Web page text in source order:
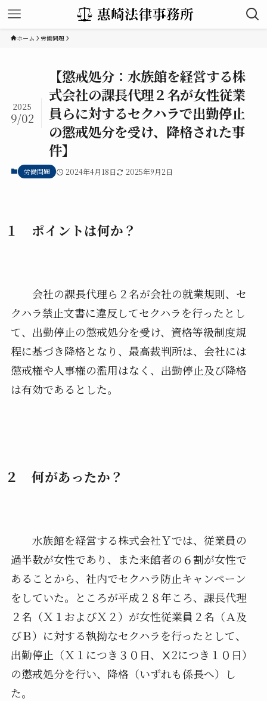
ホーム 労働問題
【懲戒処分：水族館を経営する株
式会社の課長代理２名が女性従業
員らに対するセクハラで出勤停止
の懲戒処分を受け、降格された事
件】
2025
9/02
労働問題 2024年4月18日 2025年9月2日
１ ポイントは何か？
会社の課長代理ら２名が会社の就業規則、セ
クハラ禁止文書に違反してセクハラを行ったとし
て、出勤停止の懲戒処分を受け、資格等級制度規
程に基づき降格となり、最高裁判所は、会社には
懲戒権や人事権の濫用はなく、出勤停止及び降格
は有効であるとした。
２ 何があったか？
水族館を経営する株式会社Ｙでは、従業員の
過半数が女性であり、また来館者の６割が女性で
あることから、社内でセクハラ防止キャンペーン
をしていた。ところが平成２８年ころ、課長代理
２名（Ｘ１およびＸ２）が女性従業員２名（Ａ及
びＢ）に対する執拗なセクハラを行ったとして、
出勤停止（Ｘ１につき３０日、Ⅹ2につき１０日）
の懲戒処分を行い、降格（いずれも係長へ）し
た。